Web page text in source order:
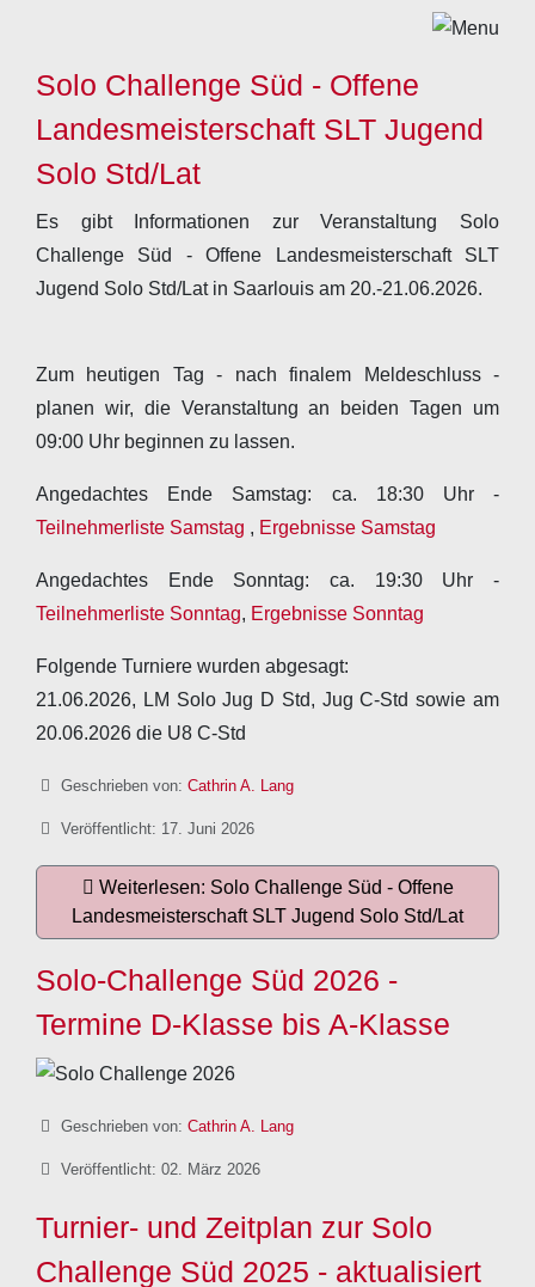
Solo Challenge Süd - Offene
Landesmeisterschaft SLT Jugend
Solo Std/Lat
Es gibt Informationen zur Veranstaltung Solo
Challenge Süd - Offene Landesmeisterschaft SLT
Jugend Solo Std/Lat in Saarlouis am 20.-21.06.2026.
Zum heutigen Tag - nach finalem Meldeschluss -
planen wir, die Veranstaltung an beiden Tagen um
09:00 Uhr beginnen zu lassen.
Angedachtes Ende Samstag: ca. 18:30 Uhr -
Teilnehmerliste Samstag , Ergebnisse Samstag
Angedachtes Ende Sonntag: ca. 19:30 Uhr -
Teilnehmerliste Sonntag, Ergebnisse Sonntag
Folgende Turniere wurden abgesagt:
21.06.2026, LM Solo Jug D Std, Jug C-Std sowie am
20.06.2026 die U8 C-Std
DetailsGeschrieben von: Cathrin A. Lang
Veröffentlicht: 17. Juni 2026
Weiterlesen: Solo Challenge Süd - Offene
Landesmeisterschaft SLT Jugend Solo Std/Lat
Solo-Challenge Süd 2026 -
Termine D-Klasse bis A-Klasse
DetailsGeschrieben von: Cathrin A. Lang
Veröffentlicht: 02. März 2026
Turnier- und Zeitplan zur Solo
Challenge Süd 2025 - aktualisiert